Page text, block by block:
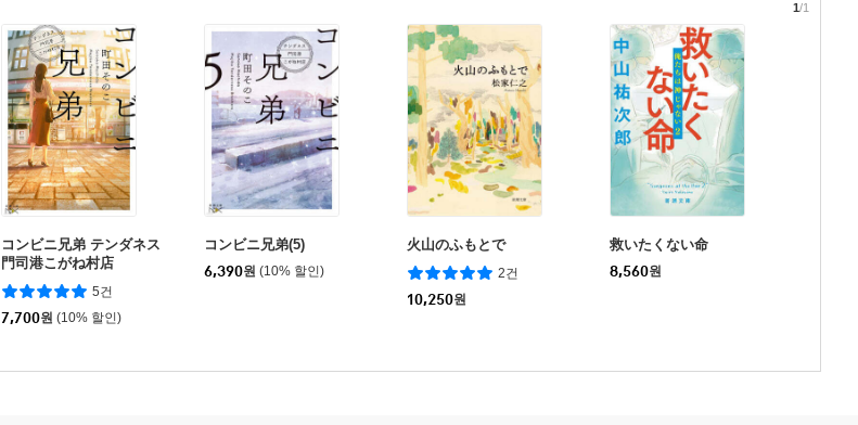
コンビニ兄弟 テンダネス
門司港こがね村店
5건
7,700원 (10% 할인)
コンビニ兄弟(5)
6,390원 (10% 할인)
火山のふもとで
2건
10,250원
救いたくない命
8,560원
1/1